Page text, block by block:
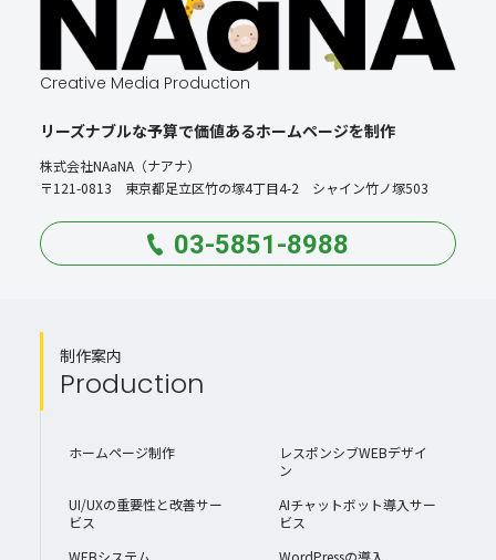
Creative Media Production
リーズナブルな予算で価値あるホームページを制作
株式会社NAaNA（ナアナ）
〒121-0813 東京都足立区竹の塚4丁目4-2 シャイン竹ノ塚503
03-5851-8988
制作案内
Production
ホームページ制作
レスポンシブWEBデザイ
ン
UI/UXの重要性と改善サー
ビス
AIチャットボット導入サー
ビス
WEBシステム
WordPressの導入